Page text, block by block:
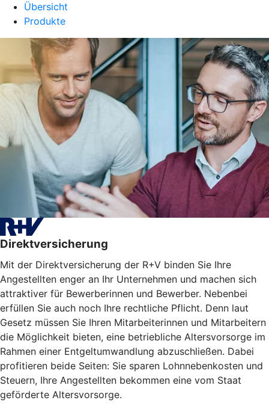
Übersicht
Produkte
Direktversicherung
Mit der Direktversicherung der R+V binden Sie Ihre
Angestellten enger an Ihr Unternehmen und machen sich
attraktiver für Bewerberinnen und Bewerber. Nebenbei
erfüllen Sie auch noch Ihre rechtliche Pflicht. Denn laut
Gesetz müssen Sie Ihren Mitarbeiterinnen und Mitarbeitern
die Möglichkeit bieten, eine betriebliche Altersvorsorge im
Rahmen einer Entgeltumwandlung abzuschließen. Dabei
profitieren beide Seiten: Sie sparen Lohnnebenkosten und
Steuern, Ihre Angestellten bekommen eine vom Staat
geförderte Altersvorsorge.